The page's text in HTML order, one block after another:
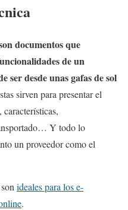
documentos que
de un
ser desde unas gafas de sol
sirven para presentar el
Y todo lo
un proveedor como el
ideales para los e-
.